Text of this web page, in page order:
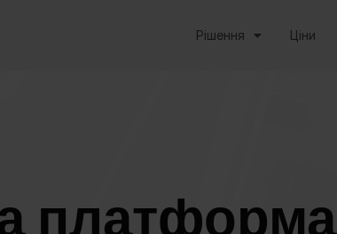
Рішення Ціни
платформа